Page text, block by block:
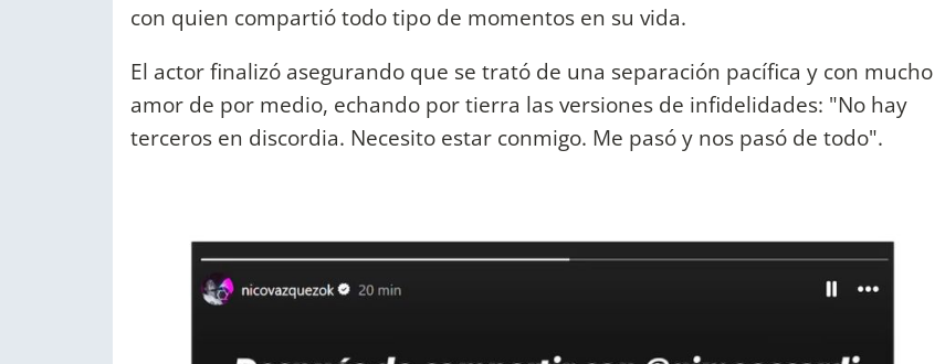
con quien compartió todo tipo de momentos en su vida.
El actor finalizó asegurando que se trató de una separación pacífica y con mucho
amor de por medio, echando por tierra las versiones de infidelidades: "No hay
terceros en discordia. Necesito estar conmigo. Me pasó y nos pasó de todo".